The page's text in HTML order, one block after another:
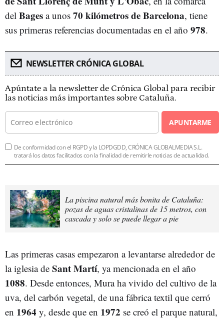
del Bages a unos 70 kilómetros de Barcelona, tiene
sus primeras referencias documentadas en el año 978.
NEWSLETTER CRÓNICA GLOBAL
Apúntate a la newsletter de Crónica Global para recibir
las noticias más importantes sobre Cataluña.
APUNTARME
De conformidad con el RGPD y la LOPDGDD, CRÓNICA GLOBALMEDIA S.L.
tratará los datos facilitados con la finalidad de remitirle noticias de actualidad.
La piscina natural más bonita de Cataluña:
pozas de aguas cristalinas de 15 metros, con
cascada y solo se puede llegar a pie
Las primeras casas empezaron a levantarse alrededor de
la iglesia de Sant Martí, ya mencionada en el año
1088. Desde entonces, Mura ha vivido del cultivo de la
uva, del carbón vegetal, de una fábrica textil que cerró
en 1964 y, desde que en 1972 se creó el parque natural,